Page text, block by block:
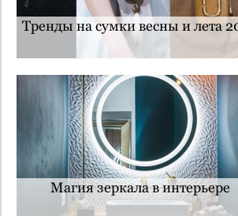
Тренды на сумки весны и лета
Магия зеркала в интерьере